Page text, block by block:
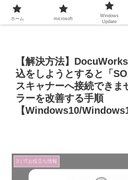
【解決方法】
込をしようとすると「
スキャナーへ接続できま
ラーを改善する手順
【Windows10/
3 | ITお役立ち情報
ホーム microsoft
Windows
Update